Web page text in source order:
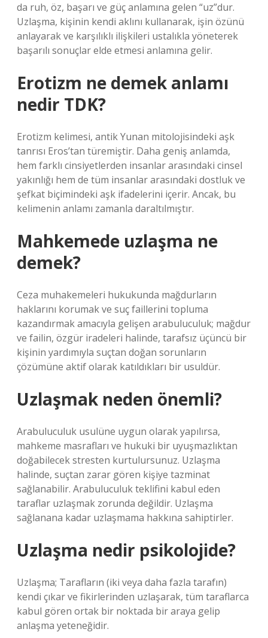
da ruh, öz, başarı ve güç anlamına gelen “uz”dur.
Uzlaşma, kişinin kendi aklını kullanarak, işin özünü
anlayarak ve karşılıklı ilişkileri ustalıkla yöneterek
başarılı sonuçlar elde etmesi anlamına gelir.
Erotizm ne demek anlamı
nedir TDK?
Erotizm kelimesi, antik Yunan mitolojisindeki aşk
tanrısı Eros’tan türemiştir. Daha geniş anlamda,
hem farklı cinsiyetlerden insanlar arasındaki cinsel
yakınlığı hem de tüm insanlar arasındaki dostluk ve
şefkat biçimindeki aşk ifadelerini içerir. Ancak, bu
kelimenin anlamı zamanla daraltılmıştır.
Mahkemede uzlaşma ne
demek?
Ceza muhakemeleri hukukunda mağdurların
haklarını korumak ve suç faillerini topluma
kazandırmak amacıyla gelişen arabuluculuk; mağdur
ve failin, özgür iradeleri halinde, tarafsız üçüncü bir
kişinin yardımıyla suçtan doğan sorunların
çözümüne aktif olarak katıldıkları bir usuldür.
Uzlaşmak neden önemli?
Arabuluculuk usulüne uygun olarak yapılırsa,
mahkeme masrafları ve hukuki bir uyuşmazlıktan
doğabilecek stresten kurtulursunuz. Uzlaşma
halinde, suçtan zarar gören kişiye tazminat
sağlanabilir. Arabuluculuk teklifini kabul eden
taraflar uzlaşmak zorunda değildir. Uzlaşma
sağlanana kadar uzlaşmama hakkına sahiptirler.
Uzlaşma nedir psikolojide?
Uzlaşma; Tarafların (iki veya daha fazla tarafın)
kendi çıkar ve fikirlerinden uzlaşarak, tüm taraflarca
kabul gören ortak bir noktada bir araya gelip
anlaşma yeteneğidir.